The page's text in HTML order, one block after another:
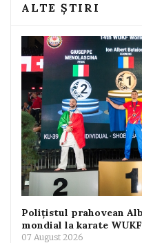
ALTE ȘTIRI
Polițistul prahovean
mondial la karate WUKF
07 August 2026